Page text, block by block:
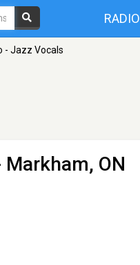
RADIO
- Jazz Vocals
Markham, ON